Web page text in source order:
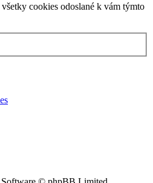
cookies odoslané k vám týmto